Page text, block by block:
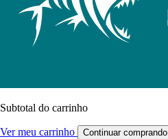
Subtotal do carrinho
Ver meu carrinho Continuar comprando